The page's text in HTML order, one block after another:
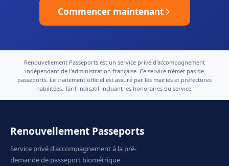
Commencer maintenant
Renouvellement Passeports est un service privé d'accompagnement
indépendant de l'administration française. Ce service n'émet pas de
passeports. Le traitement officiel est assuré par les mairies et préfectures
habilitées. Tarif indicatif incluant les honoraires du service.
Renouvellement Passeports
Service privé d'accompagnement à la pré-
demande de passeport biométrique